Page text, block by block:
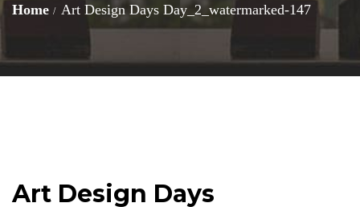
Home Art Design Days Day_2_watermarked-147
Art Design Days